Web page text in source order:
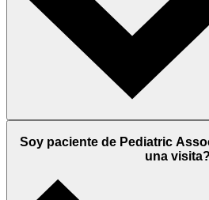
Soy paciente de Pediatric
una visita?